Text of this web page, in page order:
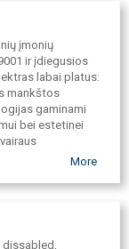
įmonių
ir įdiegusios
labai platus:
mankštos
gaminami
bei estetinei
klubo, kelio,
yra įtvarai,
po infarktų,
More